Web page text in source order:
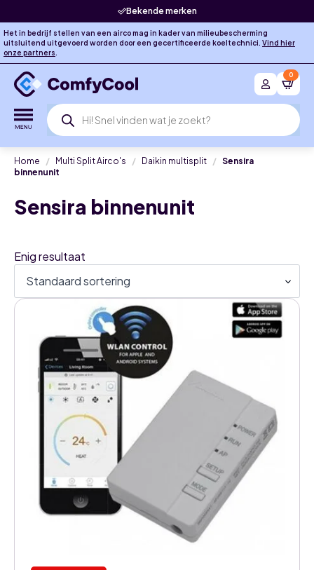
Bekende merken
Het in bedrijf stellen van een airco mag in kader van milieubescherming
uitsluitend uitgevoerd worden door een gecertificeerde koeltechnici. Vind hier
onze partners.
Producten
zoeken
0
Home Multi Split Airco's Daikin multisplit
Sensira
binnenunit
Sensira binnenunit
Enig resultaat